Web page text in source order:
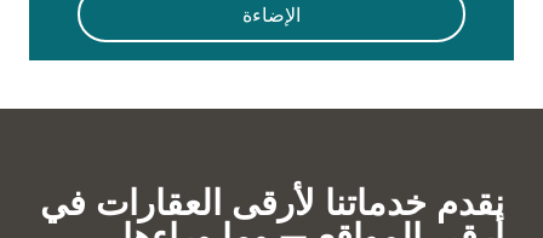
الإضاءة
نقدم خدماتنا لأرقى العقارات في